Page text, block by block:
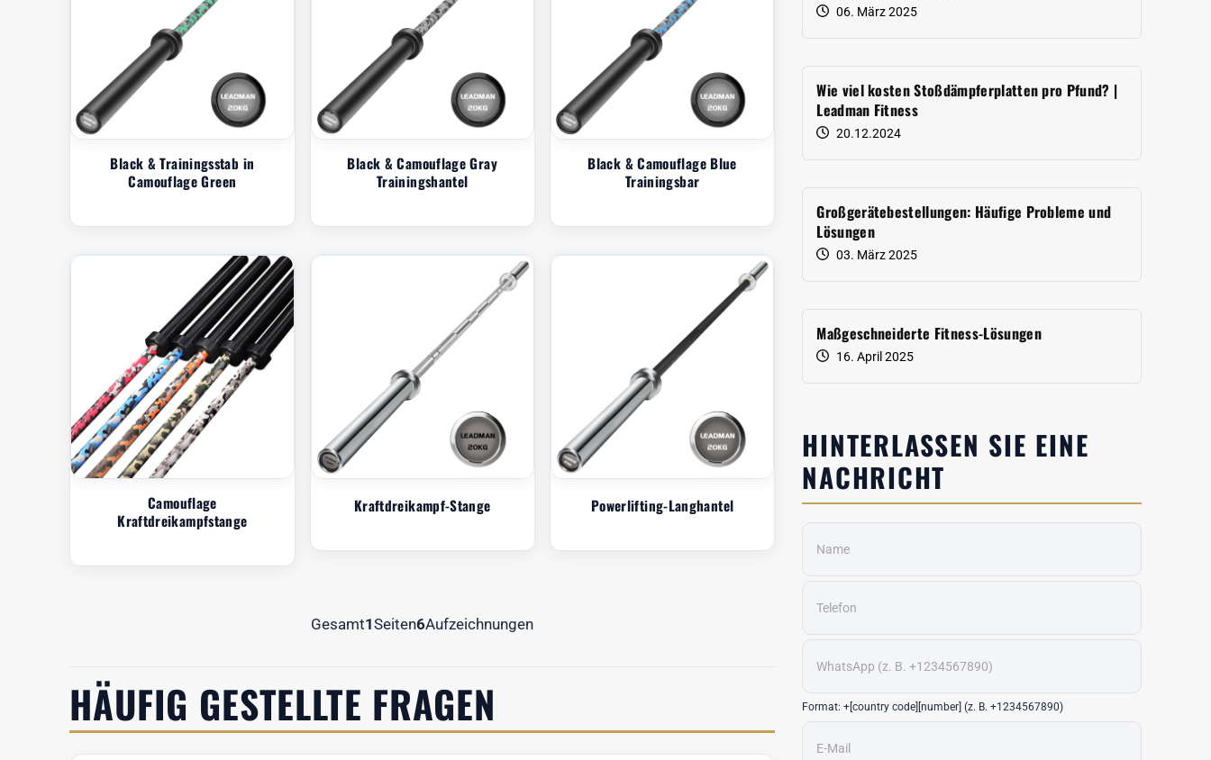
Black & Trainingsstab in
Camouflage Green
Black & Camouflage Gray
Trainingshantel
Black & Camouflage Blue
Trainingsbar
Camouflage
Kraftdreikampfstange
Kraftdreikampf-Stange Powerlifting-Langhantel
Gesamt1Seiten6Aufzeichnungen
HÄUFIG GESTELLTE FRAGEN
06. März 2025
Wie viel kosten Stoßdämpferplatten pro Pfund? |
Leadman Fitness
20.12.2024
Großgerätebestellungen: Häufige Probleme und
Lösungen
03. März 2025
Maßgeschneiderte Fitness-Lösungen
16. April 2025
HINTERLASSEN SIE EINE
NACHRICHT
Format: +[country code][number] (z. B. +1234567890)